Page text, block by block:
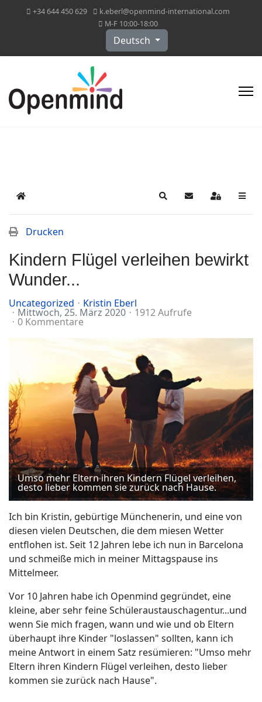
+34 644 450 629
k.eberl@openmind-international.com
M-F 10:00-18:00
Sprache auswählen
Deutsch
Home SearchUpdatesSign In
Drucken
Kindern Flügel verleihen bewirkt
Wunder...
Uncategorized Kristin Eberl
Mittwoch, 25. März 2020 1912 Aufrufe
0 Kommentare
Umso mehr Eltern ihren Kindern Flügel verleihen,
desto lieber kommen sie zurück nach Hause.
Ich bin Kristin, gebürtige Münchenerin, und eine von
diesen vielen Deutschen, die dem miesen Wetter
entflohen ist. Seit 12 Jahren lebe ich nun in Barcelona
und schmeiße mich in meiner Mittagspause ins
Mittelmeer.
Vor 10 Jahren habe ich Openmind gegründet, eine
kleine, aber sehr feine Schüleraustauschagentur...und
wenn Sie mich fragen, wann und wie und ob Eltern
überhaupt ihre Kinder "loslassen" sollten, kann ich
meine Antwort in einem Satz resümieren: "Umso mehr
Eltern ihren Kindern Flügel verleihen, desto lieber
kommen sie zurück nach Hause".